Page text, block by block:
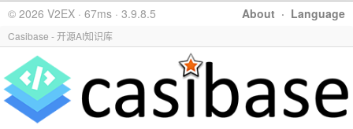
About · Language
© 2026 V2EX · 67ms · 3.9.8.5
Casibase - 开源AI知识库